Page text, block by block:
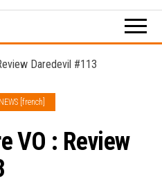
Daredevil #113
NEWS [french]
VO : Review